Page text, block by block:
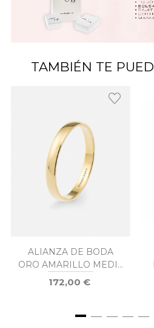
TAMBIÉN TE
ALIANZA DE BODA
ORO AMARILLO MEDIA
CAÑA 3MM
172,00 €